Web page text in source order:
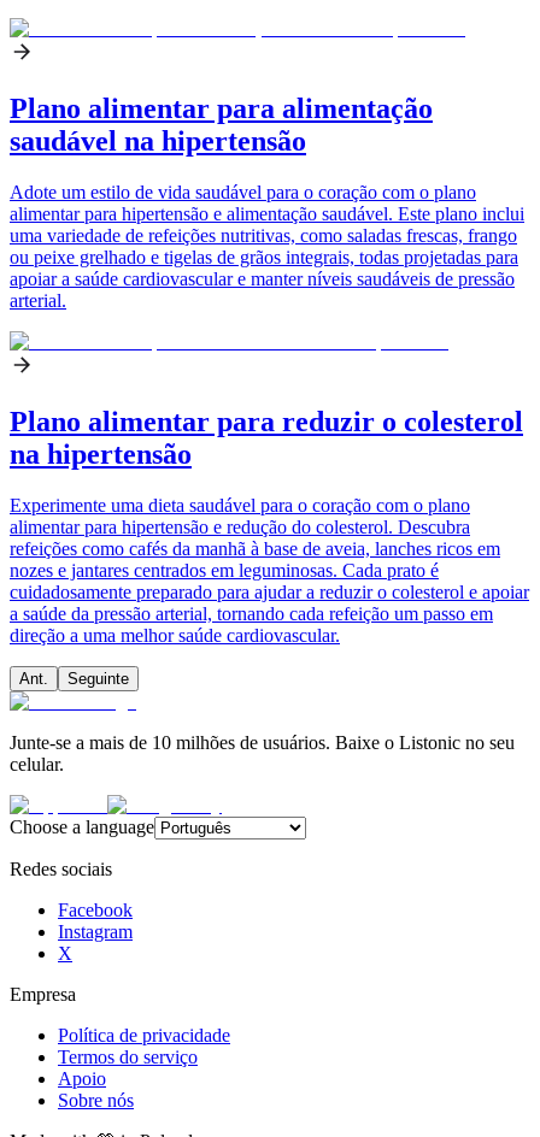
Plano alimentar para alimentação
saudável na hipertensão
Adote um estilo de vida saudável para o coração com o plano
alimentar para hipertensão e alimentação saudável. Este plano inclui
uma variedade de refeições nutritivas, como saladas frescas, frango
ou peixe grelhado e tigelas de grãos integrais, todas projetadas para
apoiar a saúde cardiovascular e manter níveis saudáveis de pressão
arterial.
Plano alimentar para reduzir o colesterol
na hipertensão
Experimente uma dieta saudável para o coração com o plano
alimentar para hipertensão e redução do colesterol. Descubra
refeições como cafés da manhã à base de aveia, lanches ricos em
nozes e jantares centrados em leguminosas. Cada prato é
cuidadosamente preparado para ajudar a reduzir o colesterol e apoiar
a saúde da pressão arterial, tornando cada refeição um passo em
direção a uma melhor saúde cardiovascular.
Ant. Seguinte
Junte-se a mais de 10 milhões de usuários. Baixe o Listonic no seu
celular.
Choose a language
Redes sociais
Facebook
Instagram
X
Empresa
Política de privacidade
Termos do serviço
Apoio
Sobre nós